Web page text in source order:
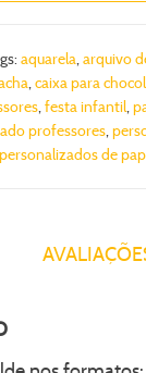
aquarela,arquivo
,caixa para
,festa infantil,
professores,
personalizados de